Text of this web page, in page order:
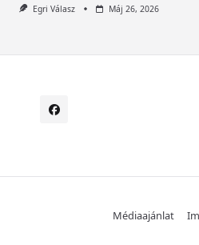
Egri Válasz Máj 26, 2026
Médiaajánlat